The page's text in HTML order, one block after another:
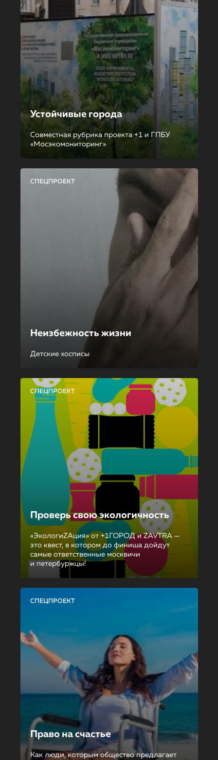
Устойчивые города
Совместная рубрика проекта +1 и ГПБУ
«Мосэкомониторинг»
СПЕЦПРОЕКТ
Неизбежность жизни
Детские хосписы
СПЕЦПРОЕКТ
Проверь свою экологичность
«ЭкологиZAция» от +1ГОРОД и ZAVTRA —
это квест, в котором до финиша дойдут
самые ответственные москвичи
и петербуржцы!
СПЕЦПРОЕКТ
Право на счастье
Как люди, которым общество предлагает